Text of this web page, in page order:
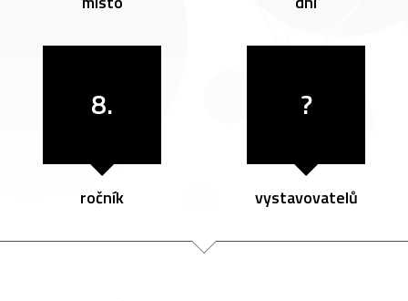
8.
ročník
?
vystavovatelů